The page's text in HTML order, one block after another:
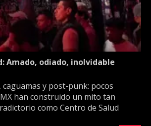
Amado, odiado, inolvidable
caguamas y post-punk: pocos
han construido un mito tan
como Centro de Salud